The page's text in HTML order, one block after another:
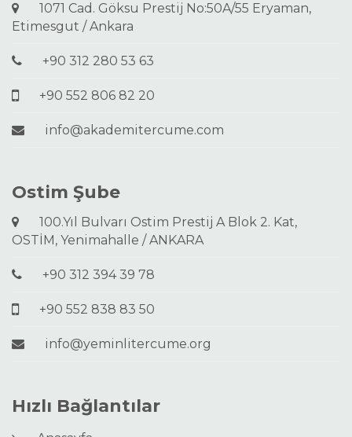
1071 Cad. Göksu Prestij No:50A/55 Eryaman,
Etimesgut / Ankara
+90 312 280 53 63
+90 552 806 82 20
info@akademitercume.com
Ostim Şube
100.Yıl Bulvarı Ostim Prestij A Blok 2. Kat,
OSTİM, Yenimahalle / ANKARA
+90 312 394 39 78
+90 552 838 83 50
info@yeminlitercume.org
Hızlı Bağlantılar